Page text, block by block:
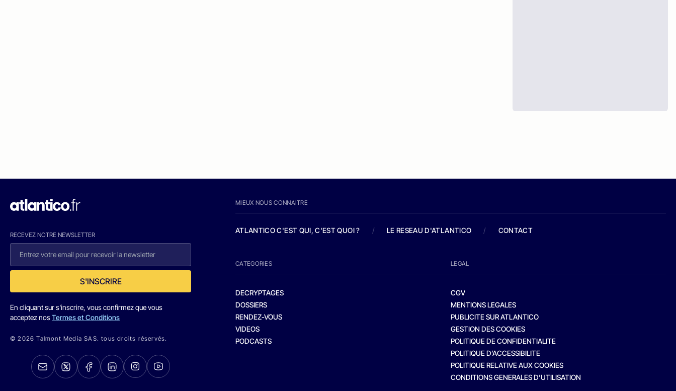
RECEVEZ NOTRE NEWSLETTER
S'INSCRIRE
En cliquant sur s'inscrire, vous confirmez que vous
acceptez nosTermes et Conditions
© 2026 Talmont Media SAS. tous droits réservés.
MIEUX NOUS CONNAITRE
ATLANTICO C'EST QUI, C'EST QUOI ? / LE RESEAU D'ATLANTICO / CONTACT
CATEGORIES
DECRYPTAGES
DOSSIERS
RENDEZ-VOUS
VIDEOS
PODCASTS
LEGAL
CGV
MENTIONS LEGALES
PUBLICITE SUR ATLANTICO
GESTION DES COOKIES
POLITIQUE DE CONFIDENTIALITE
POLITIQUE D’ACCESSIBILITE
POLITIQUE RELATIVE AUX COOKIES
CONDITIONS GENERALES D’UTILISATION